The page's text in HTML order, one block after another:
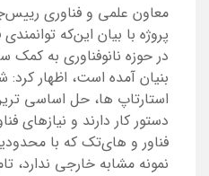
معاون علمی و فناوری
پروژه با بیان این‌که
در حوزه نانوفناوری به
بنیان آمده است، اظهار
استارتاپ ها، حل اساسی
دستور کار دارند و نیازهای
فناور و های‌تک که با
نمونه مشابه خارجی ندارد،